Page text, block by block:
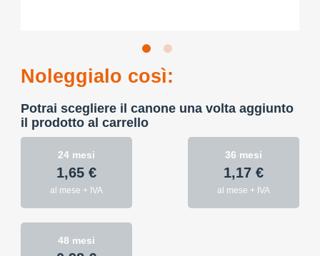
Noleggialo così:
Potrai scegliere il canone una volta aggiunto
il prodotto al carrello
24 mesi
1,65 €
al mese + IVA
36 mesi
1,17 €
al mese + IVA
48 mesi